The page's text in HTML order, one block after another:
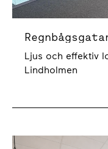
Ljus och effektiv
Lindholmen
Götaverksgatan 6-8